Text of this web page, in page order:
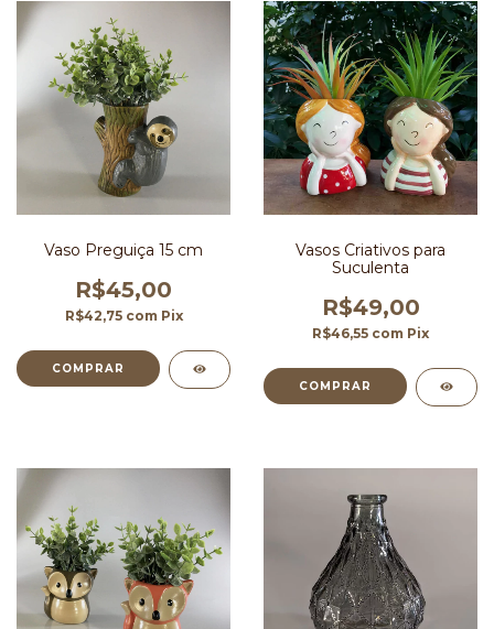
Vaso Preguiça 15 cm
R$45,00
R$42,75 com Pix
Vasos Criativos para
Suculenta
R$49,00
R$46,55 com Pix
COMPRAR